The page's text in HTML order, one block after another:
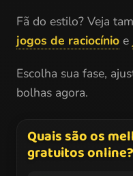
Fã do estilo? Veja
jogos de raciocínio e
Escolha sua fase,
bolhas agora.
Quais são os
gratuitos online?